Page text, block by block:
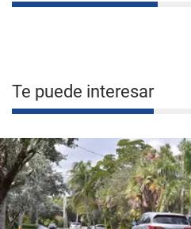
Te puede interesar